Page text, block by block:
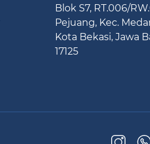
Blok S7, RT.006/
Pejuang, Kec.
Kota Bekasi, Jawa
17125